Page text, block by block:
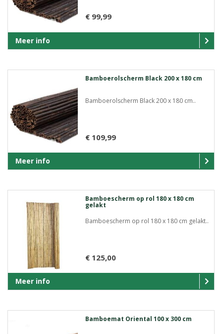
€ 99,99
Meer info
Bamboerolscherm Black 200 x 180 cm
Bamboerolscherm Black 200 x 180 cm..
€ 109,99
Meer info
Bamboescherm op rol 180 x 180 cm
gelakt
Bamboescherm op rol 180 x 180 cm gelakt..
€ 125,00
Meer info
Bamboemat Oriental 100 x 300 cm